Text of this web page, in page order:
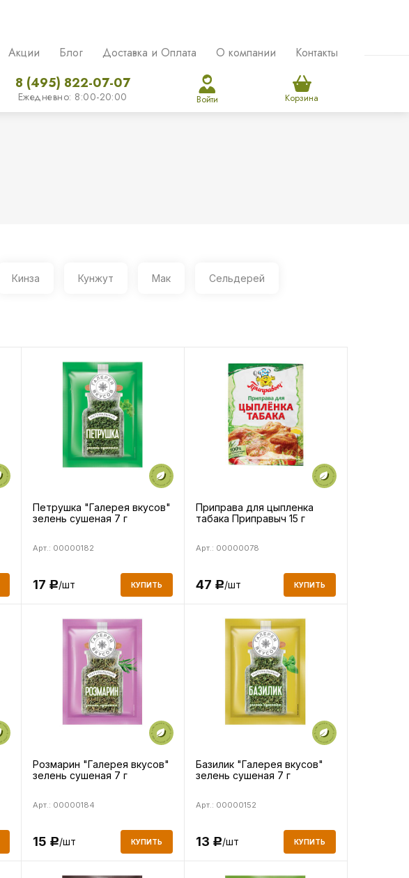
Акции Блог Доставка и Оплата О компании Контакты
8 (495) 822-07-07
Ежедневно: 8:00-20:00 Войти Корзина
Кинза Кунжут Мак Сельдерей
Петрушка "Галерея вкусов"
зелень сушеная 7 г
Арт.: 00000182
17 Р/шт КУПИТЬ
Приправа для цыпленка
табака Приправыч 15 г
Арт.: 00000078
47 Р/шт КУПИТЬ
Розмарин "Галерея вкусов"
зелень сушеная 7 г
Арт.: 00000184
15 Р/шт КУПИТЬ
Базилик "Галерея вкусов"
зелень сушеная 7 г
Арт.: 00000152
13 Р/шт КУПИТЬ